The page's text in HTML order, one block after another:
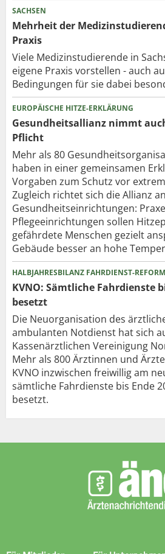
SACHSEN
Mehrheit der
Praxis
Viele Medizinstudierende in
eigene Praxis vorstellen - auch
Bedingungen für sie dabei
EUROPÄISCHE HITZE-ERKLÄRUNG
Gesundheitsallianz nimmt
Pflicht
Mehr als 80
haben in einer gemeinsamen
Vorgaben zum Schutz vor
Zugleich richtet sich die Allianz an
Gesundheitseinrichtungen:
Pflegeeinrichtungen sollen
gefährdete Menschen gezielt
Gebäude besser an hohe
HALBJAHRESBILANZ FAHRDIENST-REFORM
KVNO: Sämtliche Fahrdienste
besetzt
Die Neuorganisation des
ambulanten Notdienst hat sich
Kassenärztlichen Vereinigung
Mehr als 800 Ärztinnen und
KVNO inzwischen freiwillig am
sämtliche Fahrdienste bis Ende
besetzt.